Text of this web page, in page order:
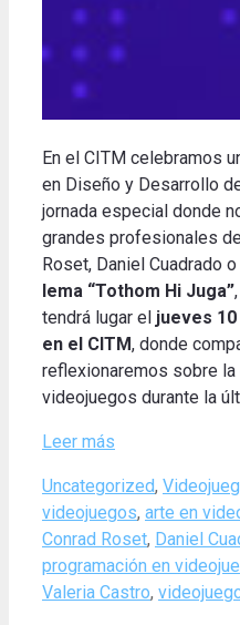
En el CITM celebramos
en Diseño y Desarrollo
jornada especial donde
grandes profesionales
Roset, Daniel Cuadrado
lema “Tothom Hi Juga”
tendrá lugar el jueves 10
en el CITM, donde
reflexionaremos sobre
videojuegos durante la
Leer más
Categories
Uncategorized,
videojuegos, arte en
Conrad Roset, Daniel
programación en
Valeria Castro,